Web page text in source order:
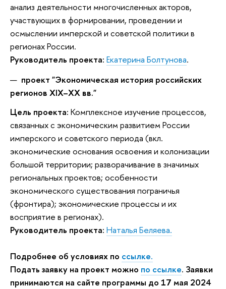
анализ деятельности многочисленных акторов,
участвующих в формировании, проведении и
осмыслении имперской и советской политики в
регионах России.
Руководитель проекта: Екатерина Болтунова.
проект "Экономическая история российских
регионов XIX–XX вв."
Цель проекта: Комплексное изучение процессов,
связанных с экономическим развитием России
имперского и советского периода (вкл.
экономические основания освоения и колонизации
большой территории; разворачивание в значимых
региональных проектов; особенности
экономического существования пограничья
(фронтира); экономические процессы и их
восприятие в регионах).
Руководитель проекта: Наталья Беляева.
Подробнее об условиях по ссылке.
Подать заявку на проект можно по ссылке. Заявки
принимаются на сайте программы до 17 мая 2024